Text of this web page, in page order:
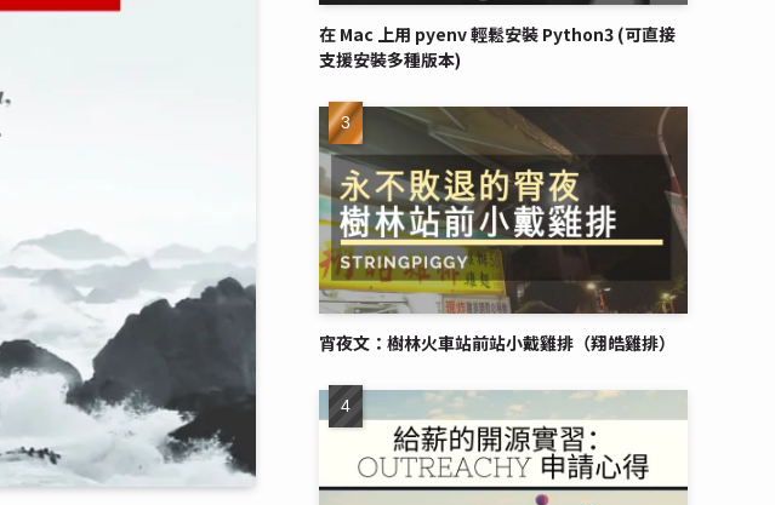
在 Mac 上用 pyenv 輕鬆安裝 Python3 (可直接
支援安裝多種版本)
宵夜文：樹林火車站前站小戴雞排（翔皓雞排）